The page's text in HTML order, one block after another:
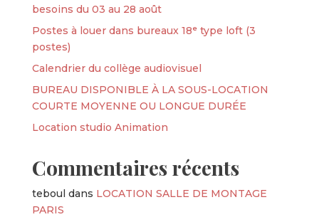
besoins du 03 au 28 août
Postes à louer dans bureaux 18ᵉ type loft (3
postes)
Calendrier du collège audiovisuel
BUREAU DISPONIBLE À LA SOUS-LOCATION
COURTE MOYENNE OU LONGUE DURÉE
Location studio Animation
Commentaires récents
teboul dans LOCATION SALLE DE MONTAGE
PARIS